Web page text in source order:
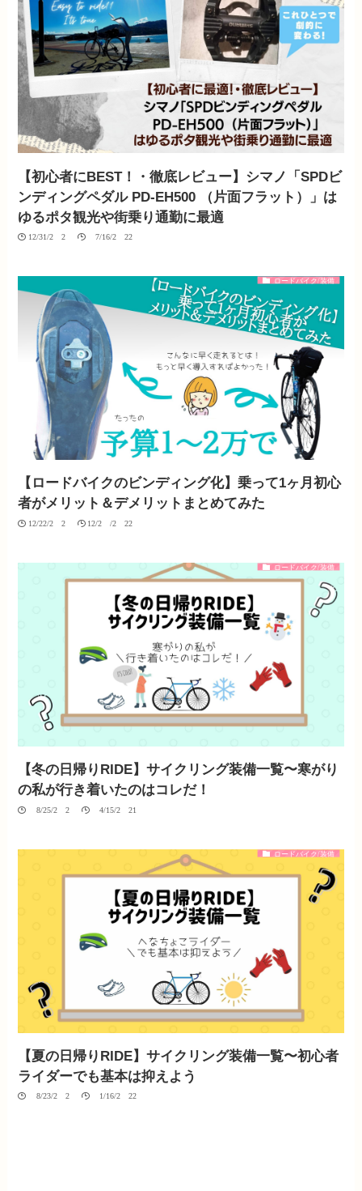
【初心者にBEST！・徹底レビュー】シマノ「SPDビ
ンディングペダル PD-EH500 （片面フラット）」は
ゆるポタ観光や街乗り通勤に最適
12/31/2020 07/16/2022
ロードバイク/装備
【ロードバイクのビンディング化】乗って1ヶ月初心
者がメリット＆デメリットまとめてみた
12/22/2020 12/20/2022
ロードバイク/装備
【冬の日帰りRIDE】サイクリング装備一覧〜寒がり
の私が行き着いたのはコレだ！
08/25/2020 04/15/2021
ロードバイク/装備
【夏の日帰りRIDE】サイクリング装備一覧〜初心者
ライダーでも基本は抑えよう
08/23/2020 01/16/2022